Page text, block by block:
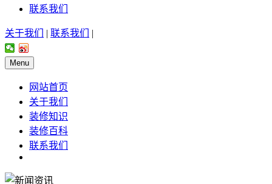
联系我们
关于我们 | 联系我们 |
Menu
网站首页
关于我们
装修知识
装修百科
联系我们